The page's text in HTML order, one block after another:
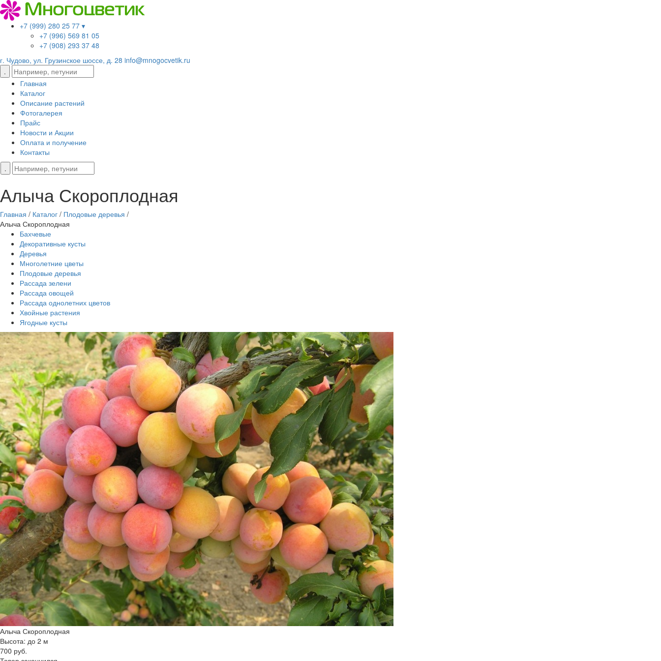
+7 (999) 280 25 77 ▾
+7 (996) 569 81 05
+7 (908) 293 37 48
г. Чудово, ул. Грузинское шоссе, д. 28 info@mnogocvetik.ru
Главная
Каталог
Описание растений
Фотогалерея
Прайс
Новости и Акции
Оплата и получение
Контакты
Алыча Скороплодная
Главная / Каталог / Плодовые деревья /
Алыча Скороплодная
Бахчевые
Декоративные кусты
Деревья
Многолетние цветы
Плодовые деревья
Рассада зелени
Рассада овощей
Рассада однолетних цветов
Хвойные растения
Ягодные кусты
Алыча Скороплодная
Высота: до 2 м
700 руб.